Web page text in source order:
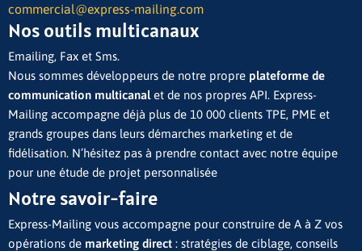
commercial@express-mailing.com
Nos outils multicanaux
Emailing, Fax et Sms.
Nous sommes développeurs de notre propre plateforme de
communication multicanalet de nos propres API. Express-
Mailing accompagne déjà plus de 10 000 clients TPE, PME et
grands groupes dans leurs démarches marketing et de
fidélisation. N’hésitez pas à prendre contact avec notre équipe
pour une étude de projet personnalisée
Notre savoir-faire
Express-Mailing vous accompagne pour construire de A à Z vos
opérations de marketing direct : stratégies de ciblage, conseils